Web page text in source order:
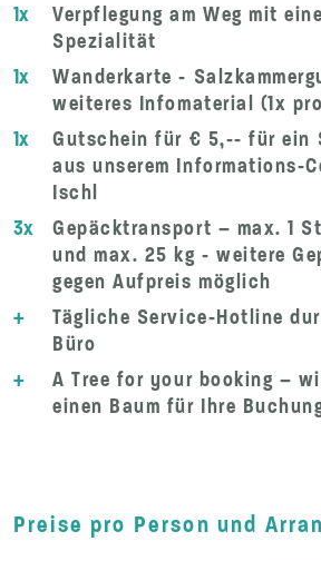
1x
Verpflegung am Weg mit
Spezialität
1x
Wanderkarte -
weiteres Infomaterial (1x
1x
Gutschein für € 5,-- für ein
aus unserem Informations-
Ischl
3x
Gepäcktransport – max. 1
und max. 25 kg - weitere
gegen Aufpreis möglich
+
Tägliche Service-Hotline
Büro
+
A Tree for your booking –
einen Baum für Ihre
Preise pro Person und